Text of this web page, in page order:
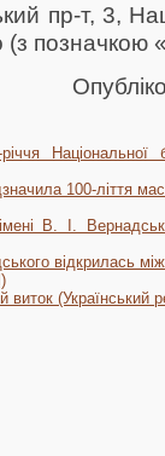
пр-т, 3,
(з позначкою
Національної
100-ліття
імені В. І.
відкрилась
виток (Український